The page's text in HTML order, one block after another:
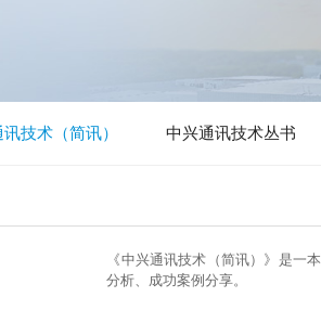
技术（简讯） 中兴通讯技术丛书
《中兴通讯技术（简讯）》是一
分析、成功案例分享。